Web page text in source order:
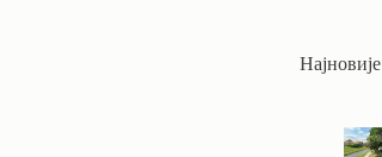
Најновије